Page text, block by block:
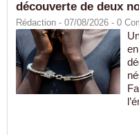
découverte de deux
Rédaction - 07/08/2026 - 0